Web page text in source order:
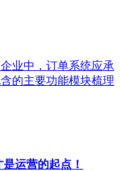
业中，订单系统应承
的主要功能模块梳理
运营的起点！